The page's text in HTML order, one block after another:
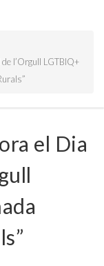
l’Orgull LGTBIQ+
el Dia